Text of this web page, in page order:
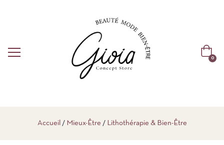
0
Accueil Mieux-Être Lithothérapie & Bien-Être